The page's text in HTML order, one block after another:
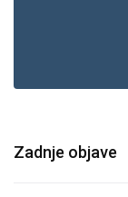
Zadnje objave